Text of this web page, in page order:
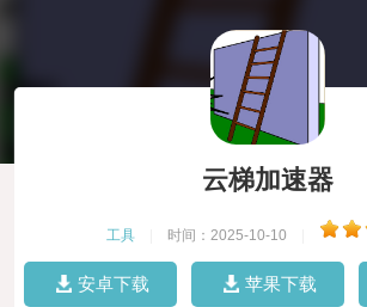
云梯加速器
工具 时间：2025-10-10
安卓下载 苹果下载